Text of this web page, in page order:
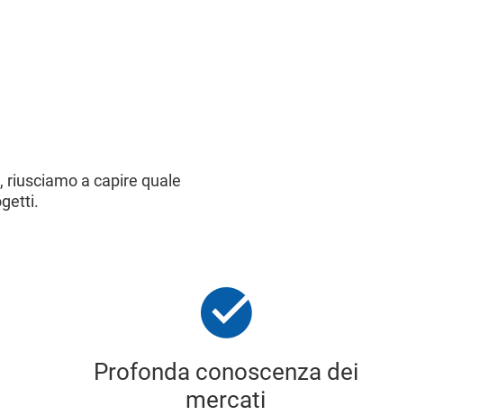
a capire quale
Profonda conoscenza dei
mercati